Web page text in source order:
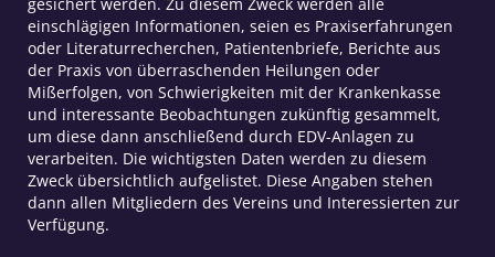
gesichert werden. Zu diesem Zweck werden alle
einschlägigen Informationen, seien es Praxiserfahrungen
oder Literaturrecherchen, Patientenbriefe, Berichte aus
der Praxis von überraschenden Heilungen oder
Mißerfolgen, von Schwierigkeiten mit der Krankenkasse
und interessante Beobachtungen zukünftig gesammelt,
um diese dann anschließend durch EDV-Anlagen zu
verarbeiten. Die wichtigsten Daten werden zu diesem
Zweck übersichtlich aufgelistet. Diese Angaben stehen
dann allen Mitgliedern des Vereins und Interessierten zur
Verfügung.